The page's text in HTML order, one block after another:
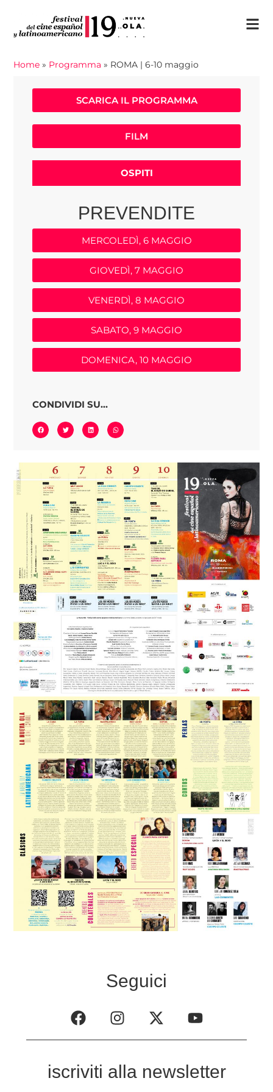
Home » Programma » ROMA | 6-10 maggio
SCARICA IL PROGRAMMA
FILM
OSPITI
PREVENDITE
MERCOLEDÌ, 6 MAGGIO
GIOVEDÌ, 7 MAGGIO
VENERDÌ, 8 MAGGIO
SABATO, 9 MAGGIO
DOMENICA, 10 MAGGIO
CONDIVIDI SU...
Seguici
iscriviti alla newsletter